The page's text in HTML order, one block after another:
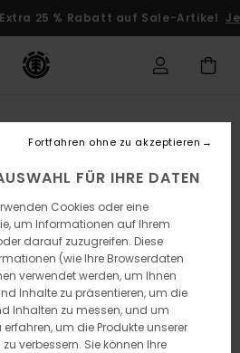
25 % Rabatt auf Sale-Artikel
FÜR IHRE DATEN
Cookies oder eine
um Informationen auf Ihrem
darauf zuzugreifen. Diese
(wie Ihre Browserdaten
verwendet werden, um Ihnen
Inhalte zu präsentieren, um die
Inhalten zu messen, und um
um die Produkte unserer
verbessern. Sie können Ihre
Fortfahren ohne zu akzeptieren